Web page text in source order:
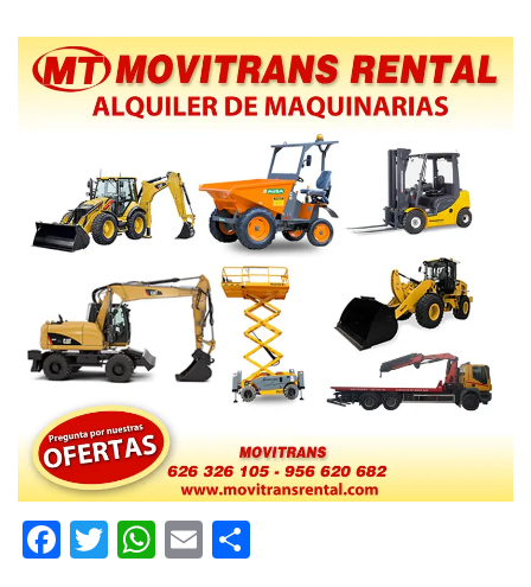
Facebook
TwitterWhatsApp
Email